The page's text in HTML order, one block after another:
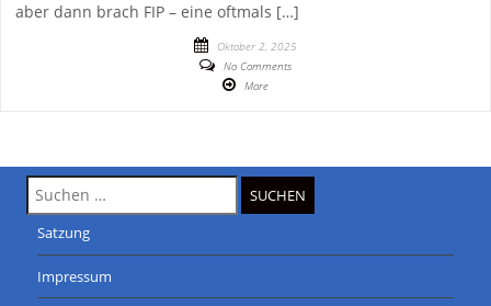
aber dann brach FIP – eine oftmals […]
Oktober 2, 2025
No Comments
More
Suche
nach:
Satzung
Impressum